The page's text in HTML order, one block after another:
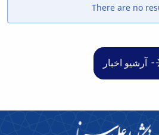
There are no
آرشیو اخبار